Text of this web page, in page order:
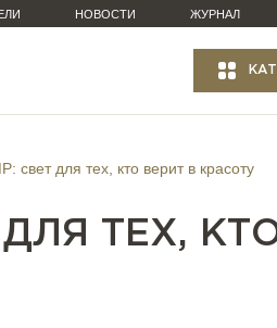
НОВОСТИ ЖУРНАЛ
свет для тех, кто верит в красоту
ДЛЯ ТЕХ,